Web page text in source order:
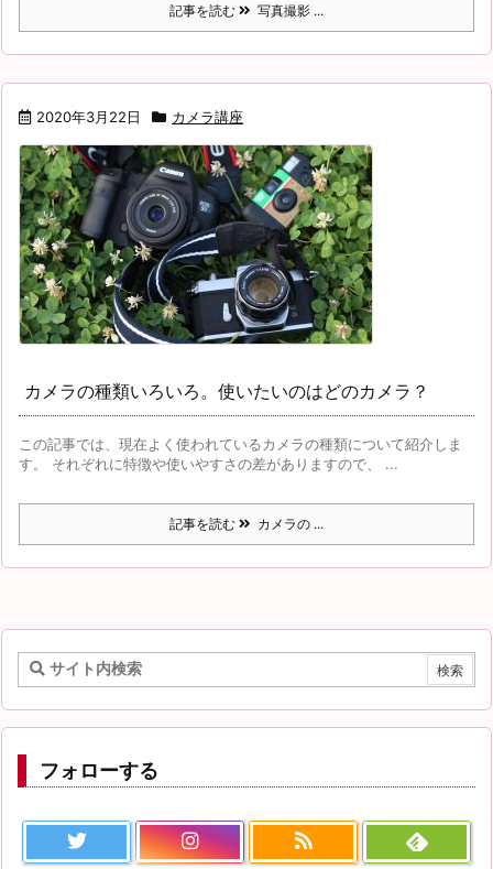
記事を読む 写真撮影 ...
2020年3月22日 カメラ講座
カメラの種類いろいろ。使いたいのはどのカメラ？
この記事では、現在よく使われているカメラの種類について紹介しま
す。 それぞれに特徴や使いやすさの差がありますので、 ...
記事を読む カメラの ...
フォローする